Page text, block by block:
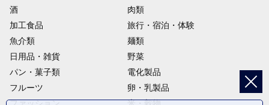
酒
肉類
加工食品
旅行・宿泊・体験
魚介類
麺類
日用品・雑貨
野菜
パン・菓子類
電化製品
フルーツ
卵・乳製品